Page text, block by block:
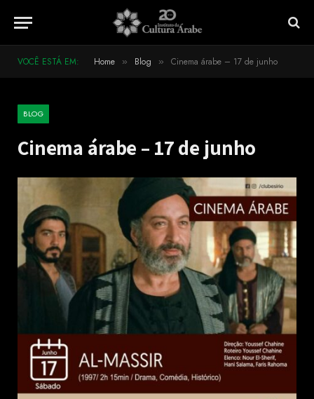
VOCÊ ESTÁ EM: Home » Blog » Cinema árabe – 17 de junho
BLOG
Cinema árabe – 17 de junho